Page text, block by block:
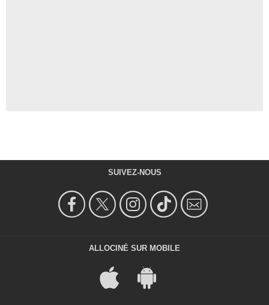
SUIVEZ-NOUS
ALLOCINÉ SUR MOBILE